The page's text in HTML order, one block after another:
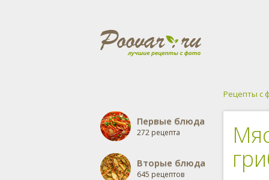
Первые блюда
272 рецепта
Вторые блюда
645 рецептов
Рецепты с